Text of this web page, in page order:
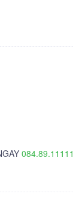
084.89.11111